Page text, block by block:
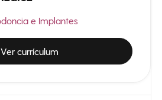
e Implantes
Ver currículum